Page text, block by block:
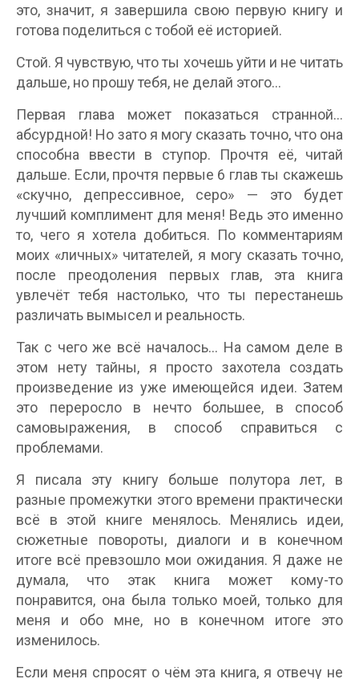
это, значит, я завершила свою первую книгу и
готова поделиться с тобой её историей.
Стой. Я чувствую, что ты хочешь уйти и не читать
дальше, но прошу тебя, не делай этого…
Первая глава может показаться странной…
абсурдной! Но зато я могу сказать точно, что она
способна ввести в ступор. Прочтя её, читай
дальше. Если, прочтя первые 6 глав ты скажешь
«скучно, депрессивное, серо» — это будет
лучший комплимент для меня! Ведь это именно
то, чего я хотела добиться. По комментариям
моих «личных» читателей, я могу сказать точно,
после преодоления первых глав, эта книга
увлечёт тебя настолько, что ты перестанешь
различать вымысел и реальность.
Так с чего же всё началось… На самом деле в
этом нету тайны, я просто захотела создать
произведение из уже имеющейся идеи. Затем
это переросло в нечто большее, в способ
самовыражения, в способ справиться с
проблемами.
Я писала эту книгу больше полутора лет, в
разные промежутки этого времени практически
всё в этой книге менялось. Менялись идеи,
сюжетные повороты, диалоги и в конечном
итоге всё превзошло мои ожидания. Я даже не
думала, что этак книга может кому-то
понравится, она была только моей, только для
меня и обо мне, но в конечном итоге это
изменилось.
Если меня спросят о чём эта книга, я отвечу не